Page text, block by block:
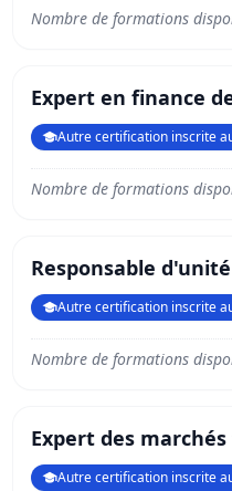
Nombre de formations
Expert en finance
Autre certification inscrite
Nombre de formations
Responsable
Autre certification inscrite
Nombre de formations
Expert des
Autre certification inscrite